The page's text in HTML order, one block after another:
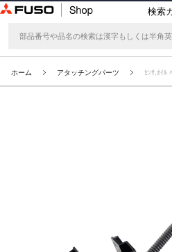
検索
ホーム アタッチングパーツ ｾﾝｻ,ｵｲﾙ